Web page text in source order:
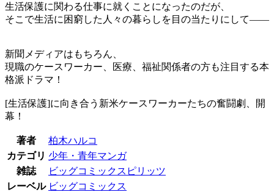
生活保護に関わる仕事に就くことになったのだが、
そこで生活に困窮した人々の暮らしを目の当たりにして――
新聞メディアはもちろん、
現職のケースワーカー、医療、福祉関係者の方も注目する本
格派ドラマ！
[生活保護]に向き合う新米ケースワーカーたちの奮闘劇、開
幕！
著者
柏木ハルコ
カテゴリ 少年・青年マンガ
雑誌
ビッグコミックスピリッツ
レーベル ビッグコミックス